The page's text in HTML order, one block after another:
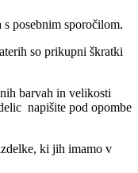
posebnim sporočilom.
so prikupni škratki
barvah in velikosti
napišite pod opombe
ki jih imamo v